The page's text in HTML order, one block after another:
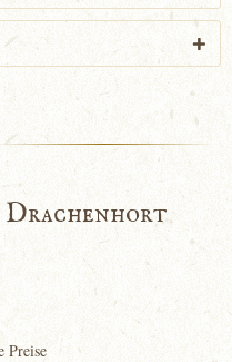
Drachenhort
Preise